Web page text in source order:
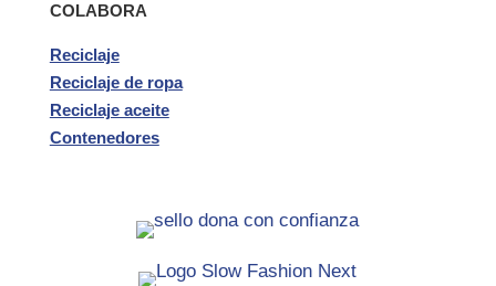
COLABORA
Reciclaje
Reciclaje de ropa
Reciclaje aceite
Contenedores